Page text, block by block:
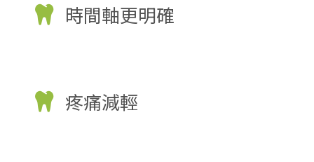
時間軸更明確
疼痛減輕